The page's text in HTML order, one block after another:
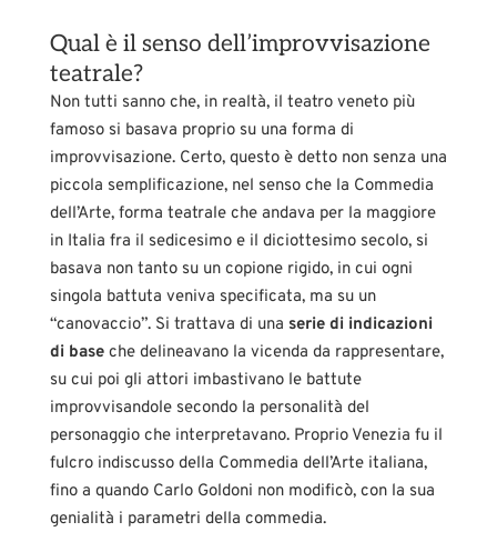
Qual è il senso dell’improvvisazione
teatrale?
Non tutti sanno che, in realtà, il teatro veneto più
famoso si basava proprio su una forma di
improvvisazione. Certo, questo è detto non senza una
piccola semplificazione, nel senso che la Commedia
dell’Arte, forma teatrale che andava per la maggiore
in Italia fra il sedicesimo e il diciottesimo secolo, si
basava non tanto su un copione rigido, in cui ogni
singola battuta veniva specificata, ma su un
“canovaccio”. Si trattava di una serie di indicazioni
di baseche delineavano la vicenda da rappresentare,
su cui poi gli attori imbastivano le battute
improvvisandole secondo la personalità del
personaggio che interpretavano. Proprio Venezia fu il
fulcro indiscusso della Commedia dell’Arte italiana,
fino a quando Carlo Goldoni non modificò, con la sua
genialità i parametri della commedia.